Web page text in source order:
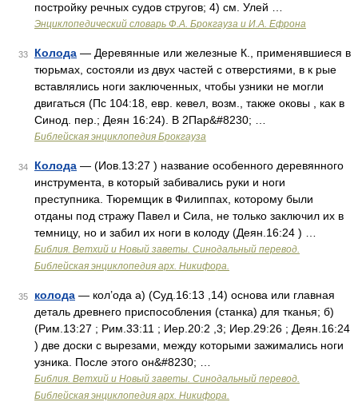
постройку речных судов стругов; 4) см. Улей …
Энциклопедический словарь Ф.А. Брокгауза и И.А. Ефрона
33 Колода — Деревянные или железные К., применявшиеся в
тюрьмах, состояли из двух частей с отверстиями, в к рые
вставлялись ноги заключенных, чтобы узники не могли
двигаться (Пс 104:18, евр. кевел, возм., также оковы , как в
Синод. пер.; Деян 16:24). В 2Пар&#8230; …
Библейская энциклопедия Брокгауза
34 Колода — (Иов.13:27 ) название особенного деревянного
инструмента, в который забивались руки и ноги
преступника. Тюремщик в Филиппах, которому были
отданы под стражу Павел и Сила, не только заключил их в
темницу, но и забил их ноги в колоду (Деян.16:24 ) …
Библия. Ветхий и Новый заветы. Синодальный перевод.
Библейская энциклопедия арх. Никифора.
35 колода — кол’ода а) (Суд.16:13 ,14) основа или главная
деталь древнего приспособления (станка) для тканья; б)
(Рим.13:27 ; Рим.33:11 ; Иер.20:2 ,3; Иер.29:26 ; Деян.16:24
) две доски с вырезами, между которыми зажимались ноги
узника. После этого он&#8230; …
Библия. Ветхий и Новый заветы. Синодальный перевод.
Библейская энциклопедия арх. Никифора.